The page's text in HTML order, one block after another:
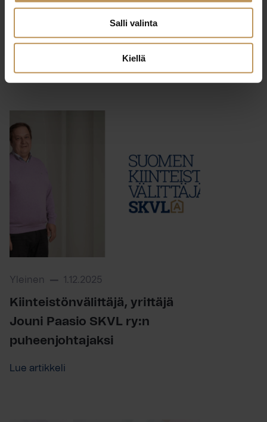
Salli valinta
Kiellä
Rahoituksen saatavuus
Yleinen 1.12.2025
Kiinteistönvälittäjä, yrittäjä
Jouni Paasio SKVL ry:n
puheenjohtajaksi
Lue artikkeli